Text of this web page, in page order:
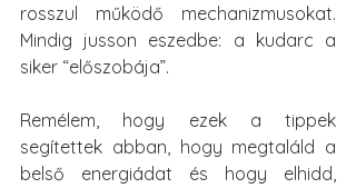
rosszul működő mechanizmusokat.
Mindig jusson eszedbe: a kudarc a
siker “előszobája”.
Remélem, hogy ezek a tippek
segítettek abban, hogy megtaláld a
belső energiádat és hogy elhidd,